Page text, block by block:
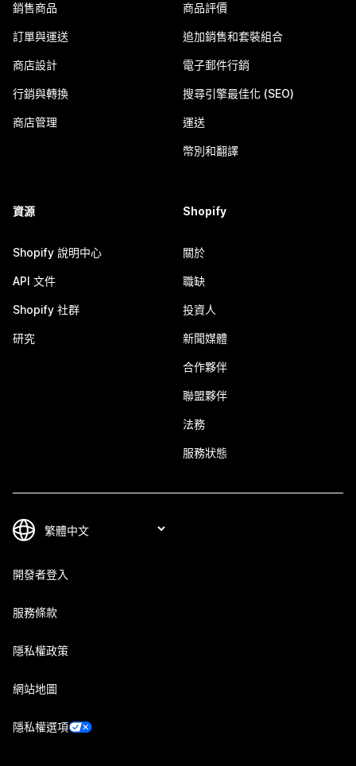
銷售商品
訂單與運送
商店設計
行銷與轉換
商店管理
商品評價
追加銷售和套裝組合
電子郵件行銷
搜尋引擎最佳化 (SEO)
運送
幣別和翻譯
資源
Shopify 說明中心
API 文件
Shopify 社群
研究
Shopify
關於
職缺
投資人
新聞媒體
合作夥伴
聯盟夥伴
法務
服務狀態
開發者登入
服務條款
隱私權政策
網站地圖
隱私權選項